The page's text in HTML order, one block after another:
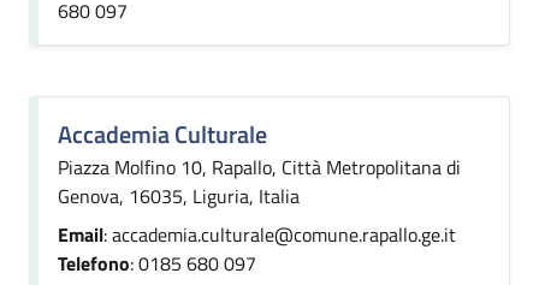
680 097
Accademia Culturale
Piazza Molfino 10, Rapallo, Città Metropolitana di
Genova, 16035, Liguria, Italia
Email: accademia.culturale@comune.rapallo.ge.it
Telefono: 0185 680 097